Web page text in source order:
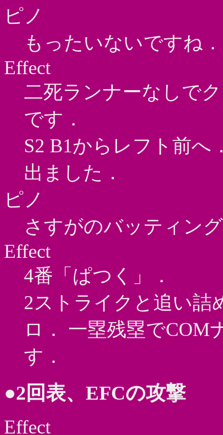
ピノ
もったいないですね．
Effect
二死ランナーなしで
です．
S2 B1からレフト前
出ました．
ピノ
さすがのバッティン
Effect
4番「ぱつく」．
2ストライクと追い詰
ロ． 一塁残塁でCOM
す．
●2回表、EFCの攻撃
Effect